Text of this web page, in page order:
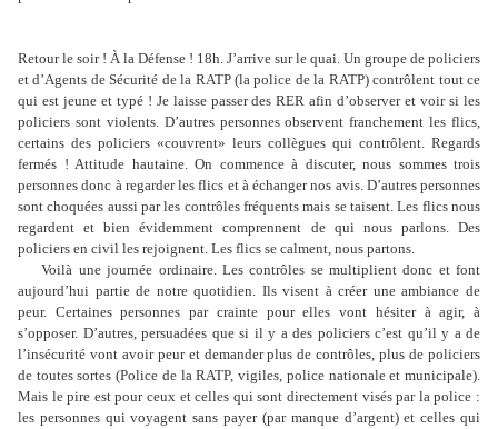
Retour le soir ! À la Défense ! 18h. J’arrive sur le quai. Un groupe de policiers
et d’Agents de Sécurité de la RATP (la police de la RATP) contrôlent tout ce
qui est jeune et typé ! Je laisse passer des RER afin d’observer et voir si les
policiers sont violents. D’autres personnes observent franchement les flics,
certains des policiers «couvrent» leurs collègues qui contrôlent. Regards
fermés ! Attitude hautaine. On commence à discuter, nous sommes trois
personnes donc à regarder les flics et à échanger nos avis. D’autres personnes
sont choquées aussi par les contrôles fréquents mais se taisent. Les flics nous
regardent et bien évidemment comprennent de qui nous parlons. Des
policiers en civil les rejoignent. Les flics se calment, nous partons.
Voilà une journée ordinaire. Les contrôles se multiplient donc et font
aujourd’hui partie de notre quotidien. Ils visent à créer une ambiance de
peur. Certaines personnes par crainte pour elles vont hésiter à agir, à
s’opposer. D’autres, persuadées que si il y a des policiers c’est qu’il y a de
l’insécurité vont avoir peur et demander plus de contrôles, plus de policiers
de toutes sortes (Police de la RATP, vigiles, police nationale et municipale).
Mais le pire est pour ceux et celles qui sont directement visés par la police :
les personnes qui voyagent sans payer (par manque d’argent) et celles qui